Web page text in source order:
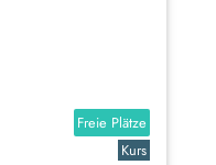
Freie Plätze
Kurs